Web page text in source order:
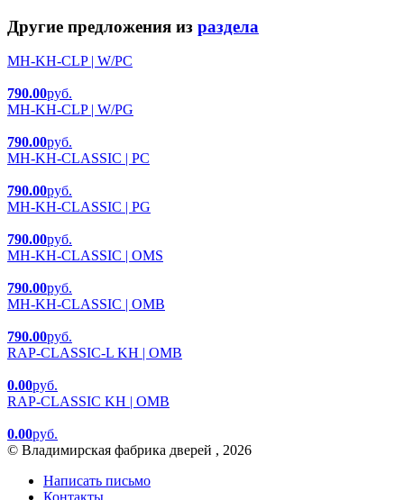
Другие предложения из раздела
MH-KH-CLP | W/PC
790.00руб.
MH-KH-CLP | W/PG
790.00руб.
MH-KH-CLASSIC | PC
790.00руб.
MH-KH-CLASSIC | PG
790.00руб.
MH-KH-CLASSIC | OMS
790.00руб.
MH-KH-CLASSIC | OMB
790.00руб.
RAP-CLASSIC-L KH | OMB
0.00руб.
RAP-CLASSIC KH | OMB
0.00руб.
© Владимирская фабрика дверей , 2026
Написать письмо